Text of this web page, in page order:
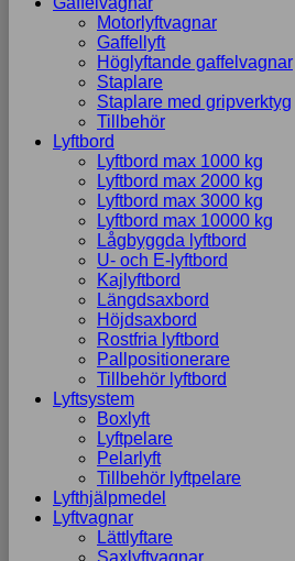
Motorlyftvagnar
Gaffellyft
Höglyftande gaffelvagnar
Staplare
Staplare med gripverktyg
Tillbehör
Lyftbord
Lyftbord max 1000 kg
Lyftbord max 2000 kg
Lyftbord max 3000 kg
Lyftbord max 10000 kg
Lågbyggda lyftbord
U- och E-lyftbord
Kajlyftbord
Längdsaxbord
Höjdsaxbord
Rostfria lyftbord
Pallpositionerare
Tillbehör lyftbord
Lyftsystem
Boxlyft
Lyftpelare
Pelarlyft
Tillbehör lyftpelare
Lyfthjälpmedel
Lyftvagnar
Lättlyftare
Saxlyftvagnar